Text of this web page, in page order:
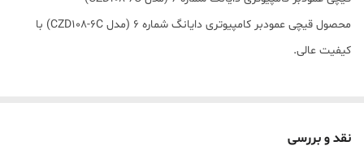
محصول قیچی عمودبر کامپیوتری دایانگ شماره ۶ (مدل CZD108-6C) با
کیفیت عالی.
نقد و بررسی